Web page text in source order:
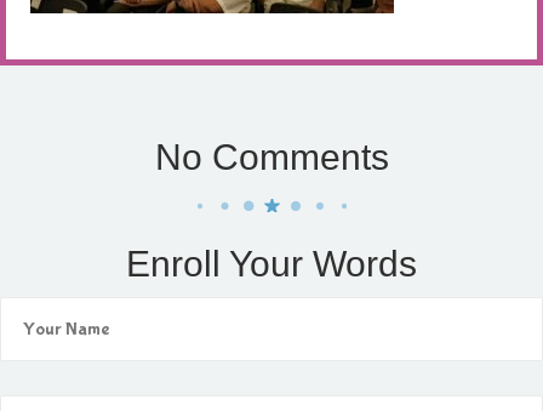
No Comments
Enroll Your Words